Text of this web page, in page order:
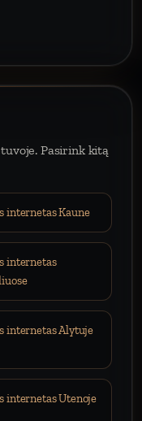
Pasirink kitą
internetas Kaune
internetas
internetas Alytuje
internetas Utenoje